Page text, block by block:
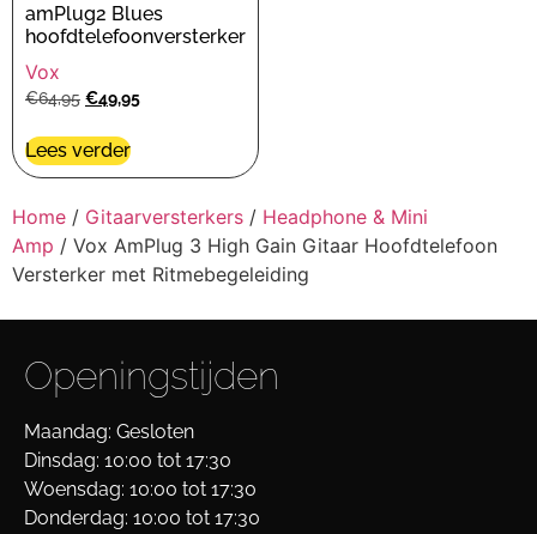
amPlug2 Blues
hoofdtelefoonversterker
Vox
€64,95 €49,95
Lees verder
Home / Gitaarversterkers / Headphone & Mini
Amp / Vox AmPlug 3 High Gain Gitaar Hoofdtelefoon
Versterker met Ritmebegeleiding
Openingstijden
Maandag: Gesloten
Dinsdag: 10:00 tot 17:30
Woensdag: 10:00 tot 17:30
Donderdag: 10:00 tot 17:30